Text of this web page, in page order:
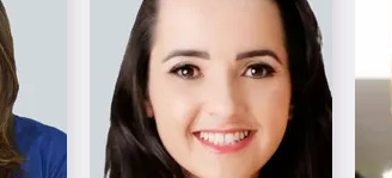
e
Pitágoras Unopar
Anhanguera.
Docente
assistente do
Departamento de
Enfermagem da
UEL.